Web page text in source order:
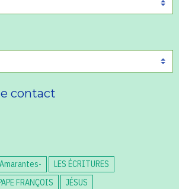
contact
LES ÉCRITURES
FRANÇOIS
JÉSUS